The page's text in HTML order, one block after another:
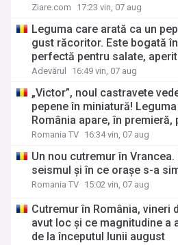
Ziare.com 17:23 vin, 07 aug
Leguma care arată ca un
gust răcoritor. Este bogată
perfectă pentru salate,
Adevărul 16:49 vin, 07 aug
„Victor”, noul castravete
pepene în miniatură!
România apare, în premieră,
Romania TV 16:34 vin, 07 aug
Un nou cutremur în
seismul şi în ce oraşe s-a
Romania TV 15:02 vin, 07 aug
Cutremur în România, vineri
avut loc și ce magnitudine a
de la începutul lunii august